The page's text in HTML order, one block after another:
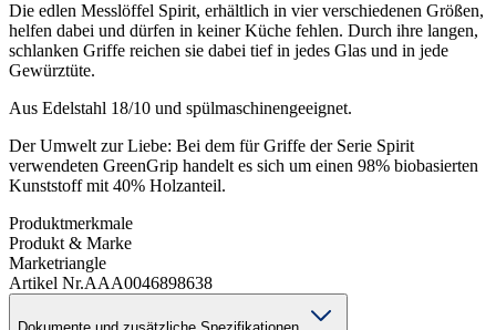
Die edlen Messlöffel Spirit, erhältlich in vier verschiedenen Größen,
helfen dabei und dürfen in keiner Küche fehlen. Durch ihre langen,
schlanken Griffe reichen sie dabei tief in jedes Glas und in jede
Gewürztüte.
Aus Edelstahl 18/10 und spülmaschinengeeignet.
Der Umwelt zur Liebe: Bei dem für Griffe der Serie Spirit
verwendeten GreenGrip handelt es sich um einen 98% biobasierten
Kunststoff mit 40% Holzanteil.
Produktmerkmale
Produkt & Marke
Marketriangle
Artikel Nr.AAA0046898638